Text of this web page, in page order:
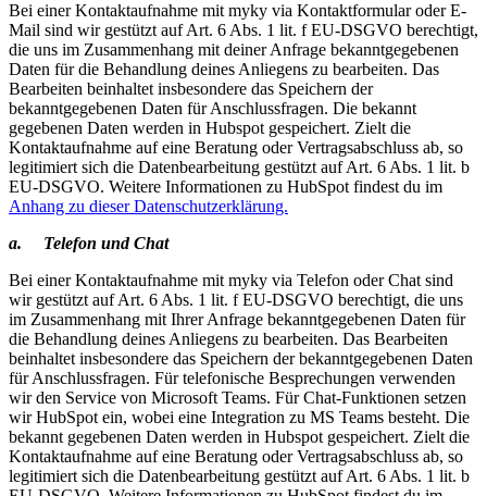
Bei einer Kontaktaufnahme mit myky via Kontaktformular oder E-
Mail sind wir gestützt auf Art. 6 Abs. 1 lit. f EU-DSGVO berechtigt,
die uns im Zusammenhang mit deiner Anfrage bekanntgegebenen
Daten für die Behandlung deines Anliegens zu bearbeiten. Das
Bearbeiten beinhaltet insbesondere das Speichern der
bekanntgegebenen Daten für Anschlussfragen. Die bekannt
gegebenen Daten werden in Hubspot gespeichert. Zielt die
Kontaktaufnahme auf eine Beratung oder Vertragsabschluss ab, so
legitimiert sich die Datenbearbeitung gestützt auf Art. 6 Abs. 1 lit. b
EU-DSGVO. Weitere Informationen zu HubSpot findest du im
Anhang zu dieser Datenschutzerklärung.
a. Telefon und Chat
Bei einer Kontaktaufnahme mit myky via Telefon oder Chat sind
wir gestützt auf Art. 6 Abs. 1 lit. f EU-DSGVO berechtigt, die uns
im Zusammenhang mit Ihrer Anfrage bekanntgegebenen Daten für
die Behandlung deines Anliegens zu bearbeiten. Das Bearbeiten
beinhaltet insbesondere das Speichern der bekanntgegebenen Daten
für Anschlussfragen. Für telefonische Besprechungen verwenden
wir den Service von Microsoft Teams. Für Chat-Funktionen setzen
wir HubSpot ein, wobei eine Integration zu MS Teams besteht. Die
bekannt gegebenen Daten werden in Hubspot gespeichert. Zielt die
Kontaktaufnahme auf eine Beratung oder Vertragsabschluss ab, so
legitimiert sich die Datenbearbeitung gestützt auf Art. 6 Abs. 1 lit. b